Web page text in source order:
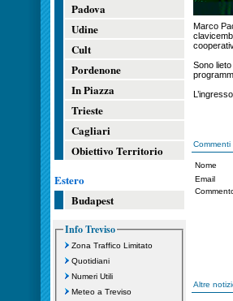
Padova
Udine
Cult
Pordenone
In Piazza
Trieste
Cagliari
Obiettivo Territorio
Estero
Budapest
Info Treviso
Zona Traffico Limitato
Quotidiani
Numeri Utili
Meteo a Treviso
Marco
Sono
Commenti
Nome
Email
Altre